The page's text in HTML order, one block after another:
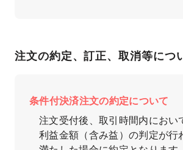
注文の約定、訂正、取消等につ
条件付決済注文の約定について
注文受付後、取引時間内におい
利益金額（含み益）の判定が行